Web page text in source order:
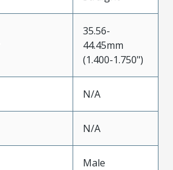
35.56-
44.45mm
(1.400-1.750")
N/A
N/A
Male